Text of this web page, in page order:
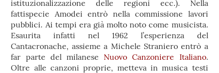
istituzionalizzazione delle regioni ecc.). Nella
fattispecie Amodei entrò nella commissione lavori
pubblici. Ai tempi era già molto noto come musicista.
Esaurita infatti nel 1962 l’esperienza del
Cantacronache, assieme a Michele Straniero entrò a
far parte del milanese Nuovo Canzoniere Italiano.
Oltre alle canzoni proprie, metteva in musica testi